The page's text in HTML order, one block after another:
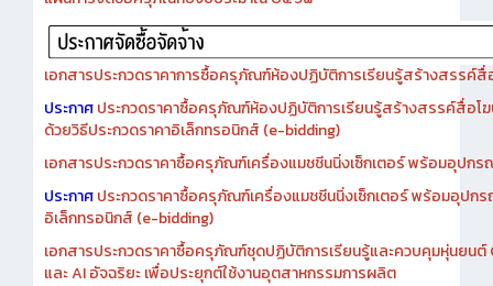
เอกสารประกวดราคาการซื้อครุภัณฑ์ห้องปฏิบัติการเรียนรู้สร้างสรรค์
ประกาศประกวดราคาซื้อครุภัณฑ์ห้องปฏิบัติการเรียนรู้สร้างสรรค์สื่อโ
ด้วยวิธีประกวดราคาอิเล็กทรอนิกส์ (e-bidding)
เอกสารประกวดราคาซื้อครุภัณฑ์เครื่องแมชชีนนิ่งเซ็กเตอร์ พร้อมอุปก
ประกาศประกวดราคาซื้อครุภัณฑ์เครื่องแมชชีนนิ่งเซ็กเตอร์ พร้อมอุปก
อิเล็กทรอนิกส์ (e-bidding)
เอกสารประกวดราคาซื้อครุภัณฑ์ชุดปฏิบัติการเรียนรู้และควบคุมหุ่นยน
และ AI อัจฉริยะ เพื่อประยุกต์ใช้งานอุตสาหกรรมการผลิต